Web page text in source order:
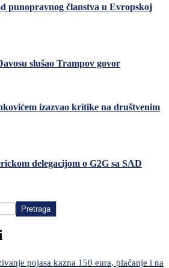
punopravnog članstva u Evropskoj
slušao Trampov govor
izazvao kritike na društvenim
delegacijom o G2G sa SAD
Pretraga
pojasa kazna 150 eura, plaćanje i na